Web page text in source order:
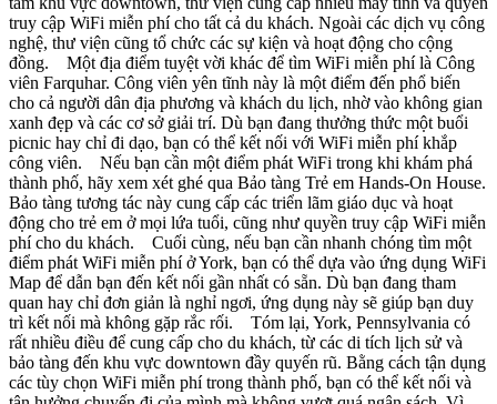
truy cập WiFi miễn phí cho tất cả du khách. Ngoài các dịch vụ công
nghệ, thư viện cũng tổ chức các sự kiện và hoạt động cho cộng
đồng. Một địa điểm tuyệt vời khác để tìm WiFi miễn phí là Công
viên Farquhar. Công viên yên tĩnh này là một điểm đến phổ biến
cho cả người dân địa phương và khách du lịch, nhờ vào không gian
xanh đẹp và các cơ sở giải trí. Dù bạn đang thưởng thức một buổi
picnic hay chỉ đi dạo, bạn có thể kết nối với WiFi miễn phí khắp
công viên. Nếu bạn cần một điểm phát WiFi trong khi khám phá
thành phố, hãy xem xét ghé qua Bảo tàng Trẻ em Hands-On House.
Bảo tàng tương tác này cung cấp các triển lãm giáo dục và hoạt
động cho trẻ em ở mọi lứa tuổi, cũng như quyền truy cập WiFi miễn
phí cho du khách. Cuối cùng, nếu bạn cần nhanh chóng tìm một
điểm phát WiFi miễn phí ở York, bạn có thể dựa vào ứng dụng WiFi
Map để dẫn bạn đến kết nối gần nhất có sẵn. Dù bạn đang tham
quan hay chỉ đơn giản là nghỉ ngơi, ứng dụng này sẽ giúp bạn duy
trì kết nối mà không gặp rắc rối. Tóm lại, York, Pennsylvania có
rất nhiều điều để cung cấp cho du khách, từ các di tích lịch sử và
bảo tàng đến khu vực downtown đầy quyến rũ. Bằng cách tận dụng
các tùy chọn WiFi miễn phí trong thành phố, bạn có thể kết nối và